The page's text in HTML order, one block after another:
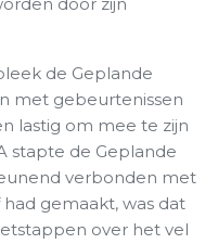
de Geplande
met gebeurtenissen
lastig om mee te zijn
stapte de Geplande
verbonden met
gemaakt, was dat
over het vel